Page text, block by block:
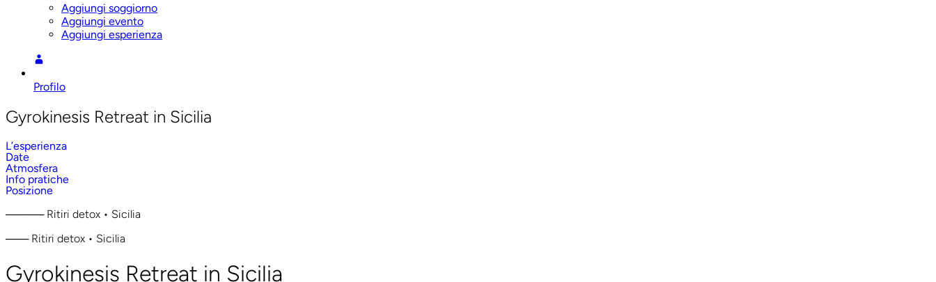
Aggiungi soggiorno
Aggiungi evento
Aggiungi esperienza
Profilo
Gyrokinesis Retreat in Sicilia
L’esperienza
Date
Atmosfera
Info pratiche
Posizione
───── Ritiri detox • Sicilia
─── Ritiri detox • Sicilia
Gyrokinesis Retreat in Sicilia